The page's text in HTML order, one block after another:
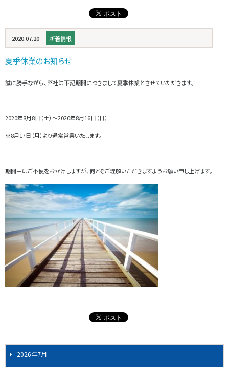
2020.07.20 新着情報
夏季休業のお知らせ
誠に勝手ながら、弊社は下記期間につきまして夏季休業とさせていただきます。
2020年8月8日（土）～2020年8月16日（日）
※8月17日（月）より通常営業いたします。
期間中はご不便をおかけしますが、何とぞご理解いただきますようお願い申し上げます。
2026年7月